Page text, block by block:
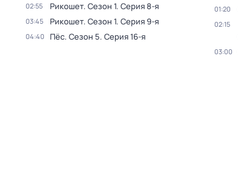
02:55 Рикошет. Сезон 1. Серия 8-я
03:45 Рикошет. Сезон 1. Серия 9-я
04:40 Пёс. Сезон 5. Серия 16-я
01:20
02:15
03:00